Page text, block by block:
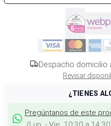
Despacho domicilio
Revisar
¿TIENES
Pregúntanos de este
(Lun. - Vie. 10:30 a